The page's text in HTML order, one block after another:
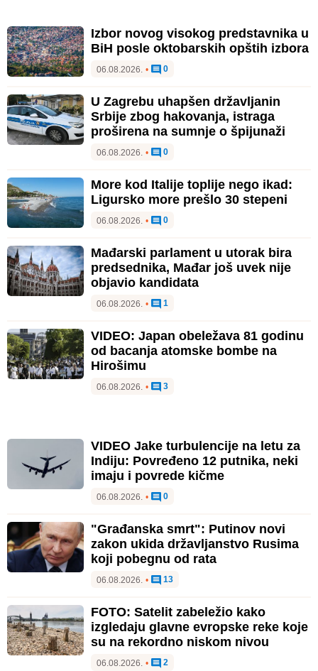
Izbor novog visokog predstavnika u
BiH posle oktobarskih opštih izbora
06.08.2026. • 0
U Zagrebu uhapšen državljanin
Srbije zbog hakovanja, istraga
proširena na sumnje o špijunaži
06.08.2026. • 0
More kod Italije toplije nego ikad:
Ligursko more prešlo 30 stepeni
06.08.2026. • 0
Mađarski parlament u utorak bira
predsednika, Mađar još uvek nije
objavio kandidata
06.08.2026. • 1
VIDEO: Japan obeležava 81 godinu
od bacanja atomske bombe na
Hirošimu
06.08.2026. • 3
VIDEO Jake turbulencije na letu za
Indiju: Povređeno 12 putnika, neki
imaju i povrede kičme
06.08.2026. • 0
"Građanska smrt": Putinov novi
zakon ukida državljanstvo Rusima
koji pobegnu od rata
06.08.2026. • 13
FOTO: Satelit zabeležio kako
izgledaju glavne evropske reke koje
su na rekordno niskom nivou
06.08.2026. • 2